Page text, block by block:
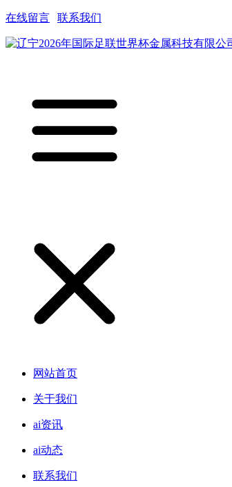
在线留言 联系我们
网站首页
关于我们
ai资讯
ai动态
联系我们